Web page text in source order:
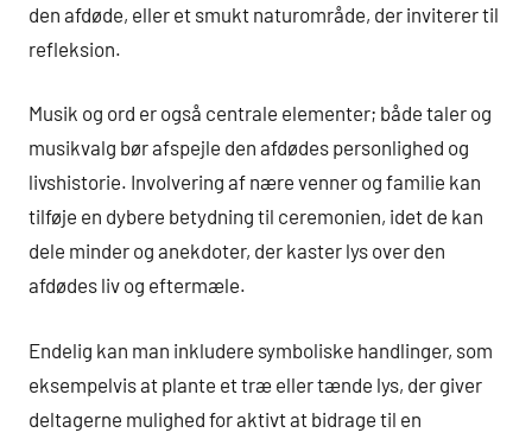
den afdøde, eller et smukt naturområde, der inviterer til
refleksion.
Musik og ord er også centrale elementer; både taler og
musikvalg bør afspejle den afdødes personlighed og
livshistorie. Involvering af nære venner og familie kan
tilføje en dybere betydning til ceremonien, idet de kan
dele minder og anekdoter, der kaster lys over den
afdødes liv og eftermæle.
Endelig kan man inkludere symboliske handlinger, som
eksempelvis at plante et træ eller tænde lys, der giver
deltagerne mulighed for aktivt at bidrage til en